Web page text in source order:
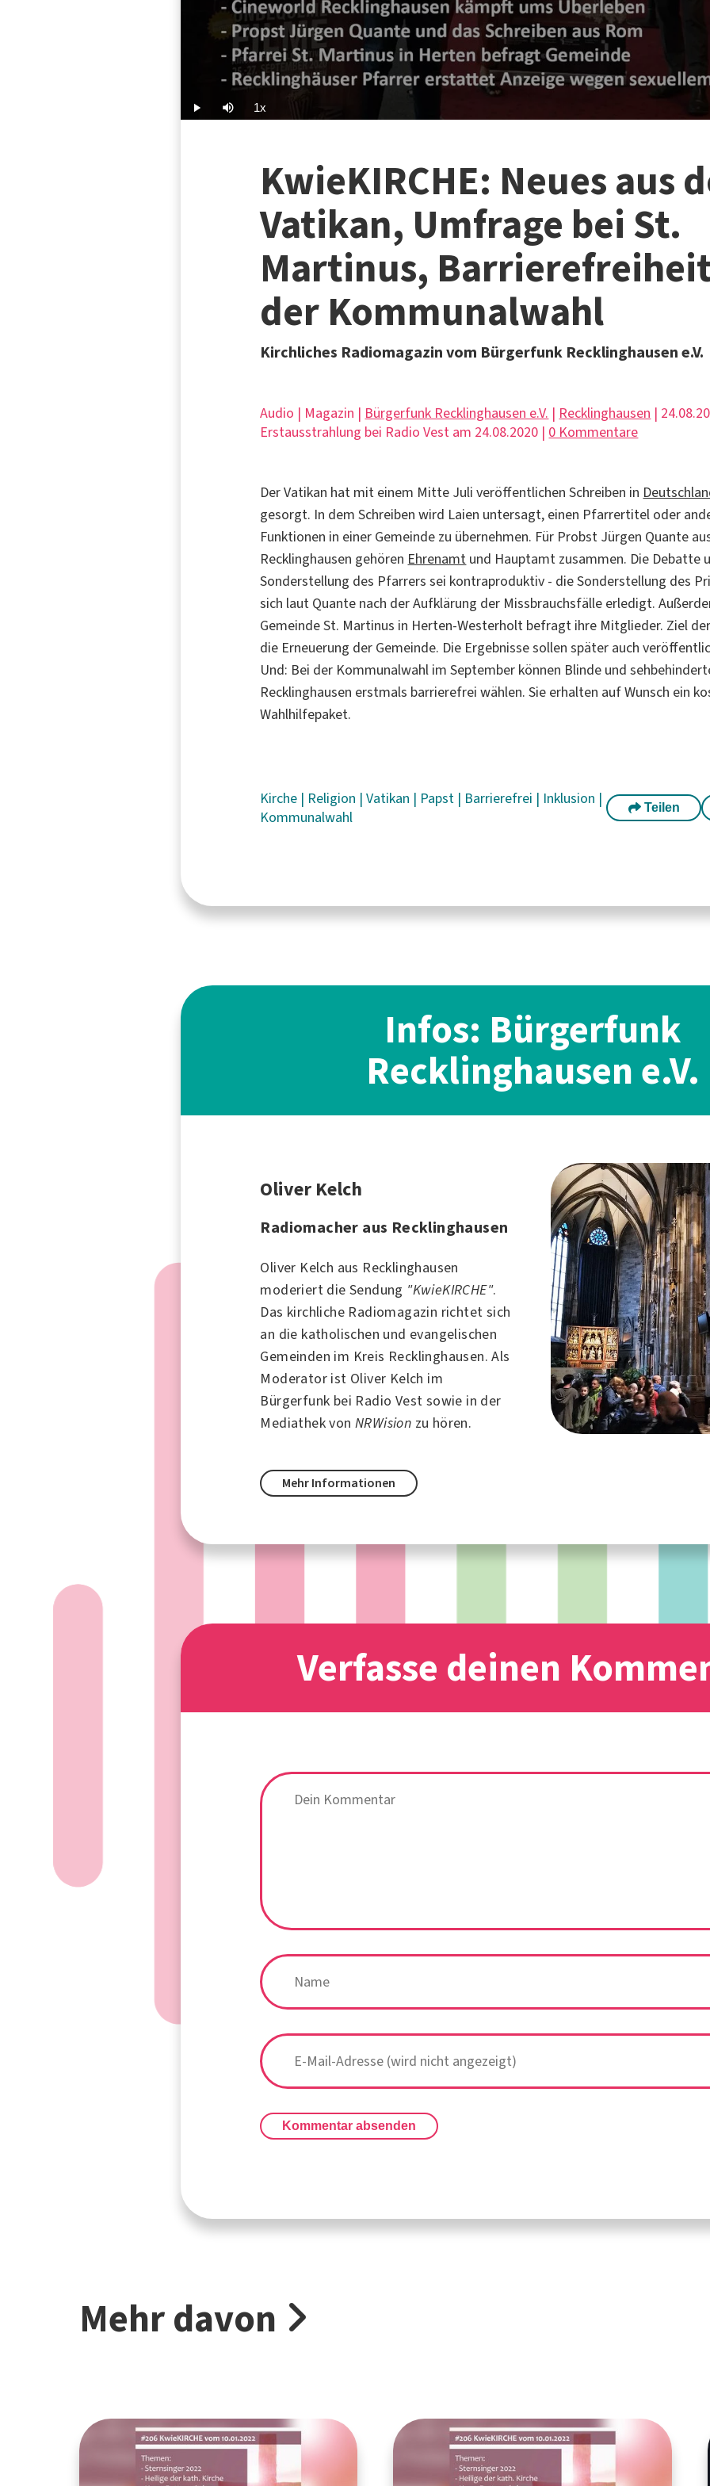
Play Mute 1xPlayback
Rate
KwieKIRCHE: Neues aus
Vatikan, Umfrage bei St.
Martinus,
der Kommunalwahl
Kirchliches Radiomagazin vom Bürgerfunk Recklinghausen e.V.
Audio | Magazin | Bürgerfunk Recklinghausen e.V. | Recklinghausen |
Erstausstrahlung bei Radio Vest am 24.08.2020 | 0 Kommentare
Der Vatikan hat mit einem Mitte Juli veröffentlichen Schreiben in
gesorgt. In dem Schreiben wird Laien untersagt, einen Pfarrertitel oder
Funktionen in einer Gemeinde zu übernehmen. Für Probst Jürgen Quante
Recklinghausen gehören Ehrenamt und Hauptamt zusammen. Die Debatte
Sonderstellung des Pfarrers sei kontraproduktiv - die Sonderstellung des
sich laut Quante nach der Aufklärung der Missbrauchsfälle erledigt.
Gemeinde St. Martinus in Herten-Westerholt befragt ihre Mitglieder. Ziel
die Erneuerung der Gemeinde. Die Ergebnisse sollen später auch
Und: Bei der Kommunalwahl im September können Blinde und
Recklinghausen erstmals barrierefrei wählen. Sie erhalten auf Wunsch ein
Wahlhilfepaket.
Kirche | Religion |Vatikan | Papst | Barrierefrei | Inklusion |
Kommunalwahl
Teilen
Infos: Bürgerfunk
Recklinghausen e.V.
Oliver Kelch
Radiomacher aus Recklinghausen
Oliver Kelch aus Recklinghausen
moderiert die Sendung "KwieKIRCHE".
Das kirchliche Radiomagazin richtet sich
an die katholischen und evangelischen
Gemeinden im Kreis Recklinghausen. Als
Moderator ist Oliver Kelch im
Bürgerfunk bei Radio Vest sowie in der
Mediathek vonNRWision zu hören.
Mehr Informationen
Verfasse deinen
Kommentar absenden
Mehr davon